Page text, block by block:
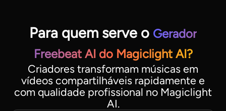
Para quem serve o Gerador
Freebeat AI do Magiclight AI?
Criadores transformam músicas em
vídeos compartilháveis rapidamente e
com qualidade profissional no Magiclight
AI.